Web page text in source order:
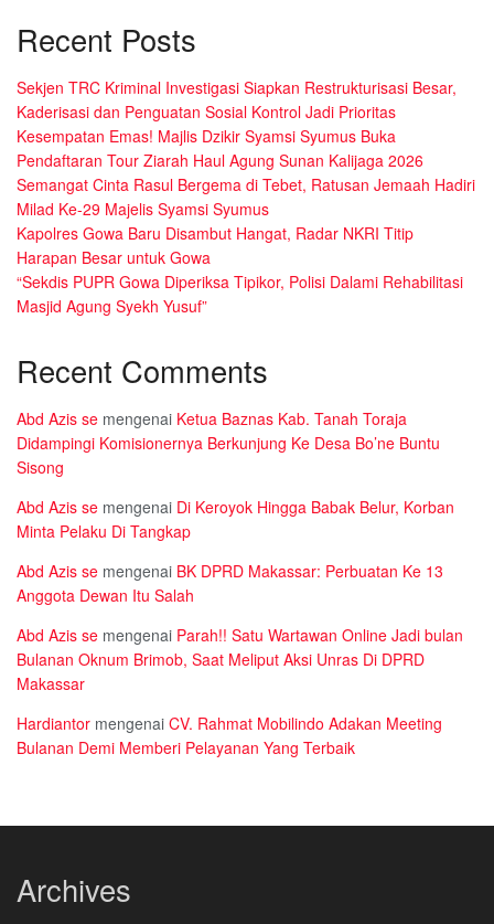
Recent Posts
Sekjen TRC Kriminal Investigasi Siapkan Restrukturisasi Besar,
Kaderisasi dan Penguatan Sosial Kontrol Jadi Prioritas
Kesempatan Emas! Majlis Dzikir Syamsi Syumus Buka
Pendaftaran Tour Ziarah Haul Agung Sunan Kalijaga 2026
Semangat Cinta Rasul Bergema di Tebet, Ratusan Jemaah Hadiri
Milad Ke-29 Majelis Syamsi Syumus
Kapolres Gowa Baru Disambut Hangat, Radar NKRI Titip
Harapan Besar untuk Gowa
“Sekdis PUPR Gowa Diperiksa Tipikor, Polisi Dalami Rehabilitasi
Masjid Agung Syekh Yusuf”
Recent Comments
Abd Azis se mengenai Ketua Baznas Kab. Tanah Toraja
Didampingi Komisionernya Berkunjung Ke Desa Bo’ne Buntu
Sisong
Abd Azis se mengenai Di Keroyok Hingga Babak Belur, Korban
Minta Pelaku Di Tangkap
Abd Azis se mengenai BK DPRD Makassar: Perbuatan Ke 13
Anggota Dewan Itu Salah
Abd Azis se mengenai Parah!! Satu Wartawan Online Jadi bulan
Bulanan Oknum Brimob, Saat Meliput Aksi Unras Di DPRD
Makassar
Hardiantor mengenai CV. Rahmat Mobilindo Adakan Meeting
Bulanan Demi Memberi Pelayanan Yang Terbaik
Archives